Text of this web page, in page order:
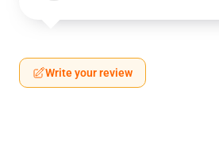
Write your review